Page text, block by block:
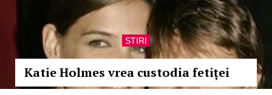
STIRI
Katie Holmes vrea custodia fetiței